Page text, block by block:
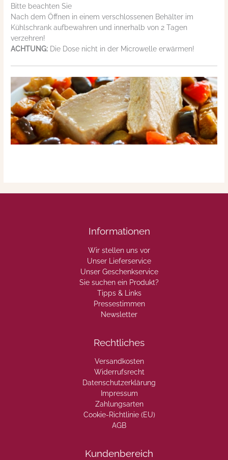
Bitte beachten Sie
Nach dem Öffnen in einem verschlossenen Behälter im
Kühlschrank aufbewahren und innerhalb von 2 Tagen
verzehren!
ACHTUNG: Die Dose nicht in der Microwelle erwärmen!
Informationen
Wir stellen uns vor
Unser Lieferservice
Unser Geschenkservice
Sie suchen ein Produkt?
Tipps & Links
Pressestimmen
Newsletter
Rechtliches
Versandkosten
Widerrufsrecht
Datenschutzerklärung
Impressum
Zahlungsarten
Cookie-Richtlinie (EU)
AGB
Kundenbereich